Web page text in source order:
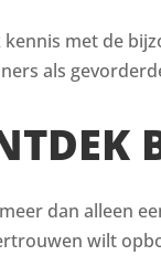
kennis met de
als
meer dan alleen
wilt